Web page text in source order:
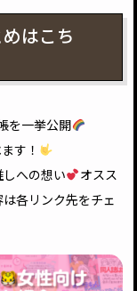
はこち
を一挙公開
す！
しへの想い
オスス
各リンク先をチェ